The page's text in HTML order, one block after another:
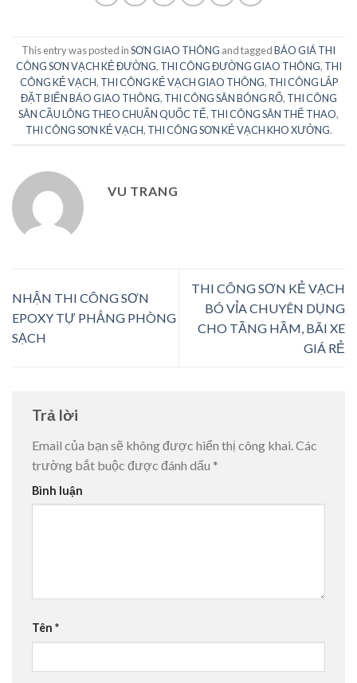
This entry was posted inSƠN GIAO THÔNG and taggedBÁO GIÁ THI
CÔNG SƠN VẠCH KẺ ĐƯỜNG, THI CÔNG ĐƯỜNG GIAO THÔNG, THI
CÔNG KẺ VẠCH, THI CÔNG KẺ VẠCH GIAO THÔNG, THI CÔNG LẮP
ĐẶT BIỂN BÁO GIAO THÔNG, THI CÔNG SÂN BÓNG RỔ, THI CÔNG
SÂN CẦU LÔNG THEO CHUẨN QUỐC TẾ, THI CÔNG SÂN THỂ THAO,
THI CÔNG SƠN KẺ VẠCH, THI CÔNG SƠN KẺ VẠCH KHO XƯỞNG.
VU TRANG
NHẬN THI CÔNG SƠN
EPOXY TỰ PHẲNG PHÒNG
SẠCH
THI CÔNG SƠN KẺ VẠCH
BÓ VỈA CHUYÊN DỤNG
CHO TẦNG HẦM, BÃI XE
GIÁ RẺ
Trả lời
Email của bạn sẽ không được hiển thị công khai. Các
trường bắt buộc được đánh dấu *
Bình luận
Tên *